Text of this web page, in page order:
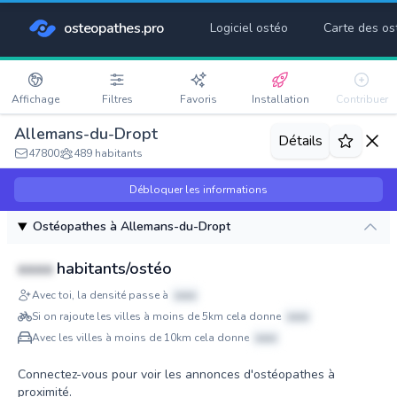
osteopathes.pro Logiciel ostéo Carte des
Affichage Filtres Favoris Installation Contribuer
Allemans-du-Dropt
47800 489 habitants
Détails
Débloquer les informations
Ostéopathes à Allemans-du-Dropt
xxxx habitants/ostéo
Avec toi, la densité passe à
xxxx
Si on rajoute les villes à moins de 5km cela donne
xxxx
Avec les villes à moins de 10km cela donne
xxxx
Connectez-vous pour voir les annonces d'ostéopathes à
proximité.